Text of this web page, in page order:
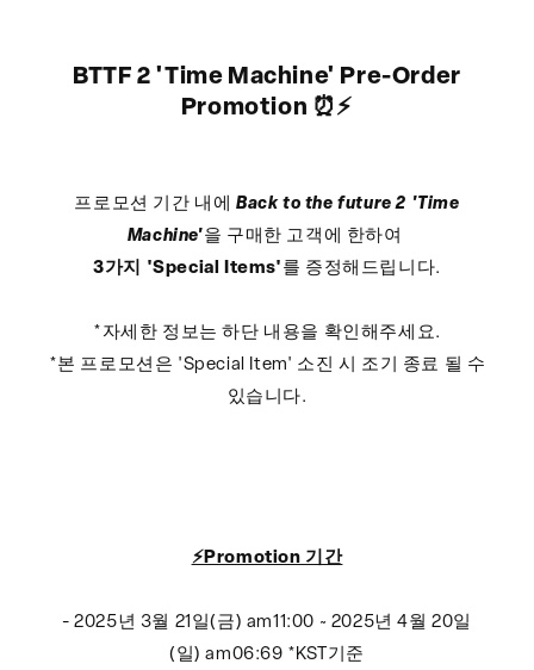
BTTF 2 'Time Machine' Pre-Order
Promotion ⏰⚡️
프로모션 기간 내에 Back to the future 2 'Time
Machine'을 구매한 고객에 한하여
3가지 'Special Items' 를 증정해드립니다.
*자세한 정보는 하단 내용을 확인해주세요.
*본 프로모션은 'Special Item' 소진 시 조기 종료 될 수
있습니다.
⚡️Promotion 기간
- 2025년 3월 21일(금) am11:00 ~ 2025년 4월 20일
(일) am06:69 *KST기준